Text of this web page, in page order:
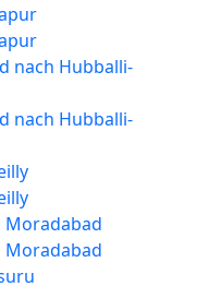
nach Hubballi-
nach Hubballi-
Moradabad
Moradabad